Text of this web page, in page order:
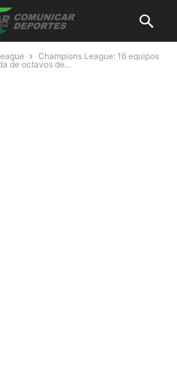
Champions League: 16 equipos
de octavos de...